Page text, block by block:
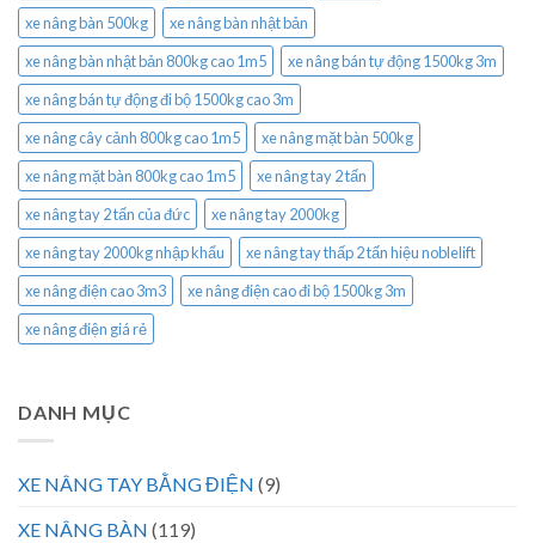
xe nâng bàn 500kg
xe nâng bàn nhật bản
xe nâng bàn nhật bản 800kg cao 1m5
xe nâng bán tự động 1500kg 3m
xe nâng bán tự động đi bộ 1500kg cao 3m
xe nâng cây cảnh 800kg cao 1m5
xe nâng mặt bàn 500kg
xe nâng mặt bàn 800kg cao 1m5
xe nâng tay 2 tấn
xe nâng tay 2 tấn của đức
xe nâng tay 2000kg
xe nâng tay 2000kg nhập khẩu
xe nâng tay thấp 2 tấn hiệu noblelift
xe nâng điện cao 3m3
xe nâng điện cao đi bộ 1500kg 3m
xe nâng điện giá rẻ
DANH MỤC
XE NÂNG TAY BẰNG ĐIỆN (9)
XE NÂNG BÀN (119)